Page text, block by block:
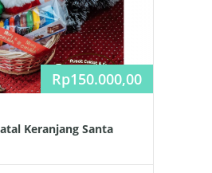
Rp150.000,00
Keranjang Santa